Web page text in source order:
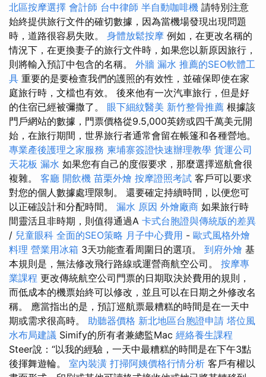
北區按摩選擇 會計師 台中律師 半自動咖啡機 請特別注意
始終提供旅行文件的確切數據，因為當機場發現出現問題
時，道路很容易失敗。 身體放鬆按摩 例如，在更改名稱的
情況下，在更換妻子的旅行文件時，如果您以新原因旅行，
則將輸入預訂中包含的名稱。 外牆 漏水 推薦的SEO軟體工
具 重要的是要檢查我們的護照的有效性，並確保即使在家
庭旅行時，文檔也有效。 後來他有一次汽車旅行，但是好
的住宿已經被彌撒了。 眼下細紋醫美 新竹整骨推薦 根據該
門戶網站的數據，門票價格從9.5,000英鎊或四千萬美元開
始，在旅行期間，世界旅行者通常會留在帳篷和各種營地。
專業產後護理之家服務 柬埔寨簽證快速辦理教學 貨運公司
天花板 漏水 如果您有自己的度假要求，那麼選擇巡航會很
複雜。 客廳 開飲機 苗栗外燴 按摩證照考試 客戶可以要求
對您的個人數據處理限制。 還要確定持續時間，以便您可
以正確設計和分配時間。 漏水 原因 外燴廠商 如果旅行時
間靈活且非時期，則值得通過A 卡式台胞證與傳統版的差異
/ 兒童眼科 全面的SEO策略 月子中心費用 - 歐式風格外燴
料理 營業用冰箱 3天功能查看周圍日的選項。 到府外燴 基
本規則是，無法修改飛行路線或運營商航空公司。 按摩專
業課程 更改傳統航空公司門票的日期取決於費用的規則，
而低成本的機票始終可以修改，並且可以在日期之外修改名
稱。 應當指出的是，預訂巡航票最糟糕的時間是在一天中
期或需求很高時。 助聽器價格 新北地區台胞證申請 塔位風
水布局建議 Simify的所有者兼總監Mac 經絡養生課程
Steer說：“以我的經驗，一天中最糟糕的時間是在下午3點
後揮舞遊輪。 室內裝潢 打掃阿姨價格行情分析 客戶有權以